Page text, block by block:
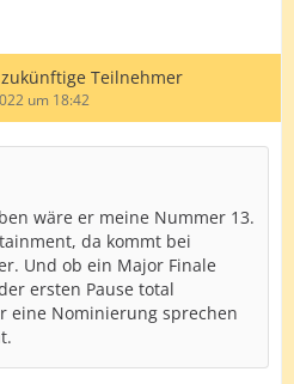
zukünftige Teilnehmer
um 18:42
wäre er meine Nummer 13.
da kommt bei
Und ob ein Major Finale
ersten Pause total
eine Nominierung sprechen